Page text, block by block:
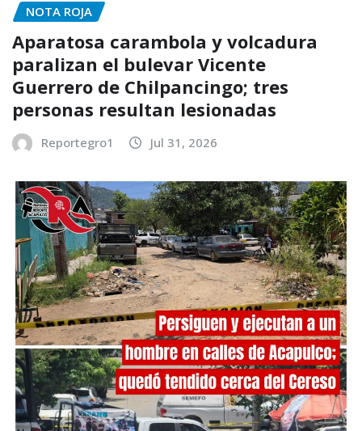
NOTA ROJA
Aparatosa carambola y volcadura
paralizan el bulevar Vicente
Guerrero de Chilpancingo; tres
personas resultan lesionadas
Reportegro1 Jul 31, 2026